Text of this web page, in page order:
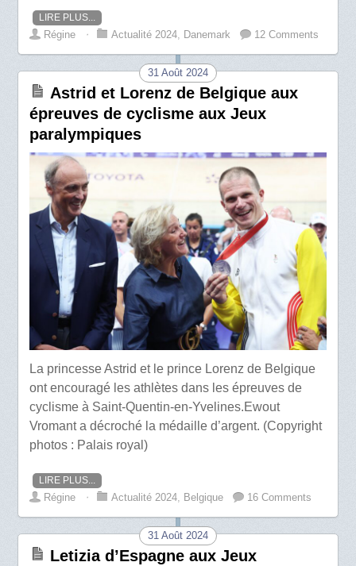
LIRE PLUS...
Régine ⋅ Actualité 2024, Danemark 12 Comments
31 Août 2024
Astrid et Lorenz de Belgique aux
épreuves de cyclisme aux Jeux
paralympiques
La princesse Astrid et le prince Lorenz de Belgique
ont encouragé les athlètes dans les épreuves de
cyclisme à Saint-Quentin-en-Yvelines.Ewout
Vromant a décroché la médaille d’argent. (Copyright
photos : Palais royal)
LIRE PLUS...
Régine ⋅ Actualité 2024, Belgique 16 Comments
31 Août 2024
Letizia d’Espagne aux Jeux